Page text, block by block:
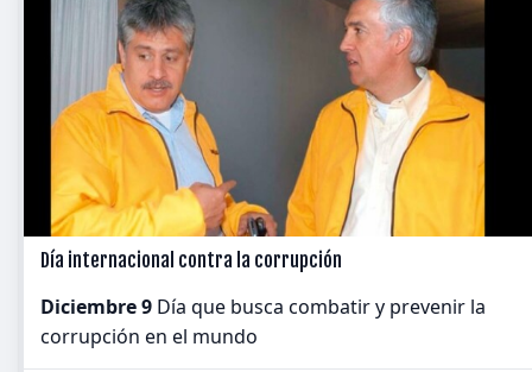
Día internacional contra la corrupción
Diciembre 9 Día que busca combatir y prevenir la
corrupción en el mundo